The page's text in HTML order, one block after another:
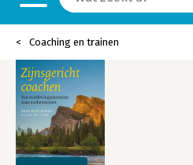
Coaching en trainen